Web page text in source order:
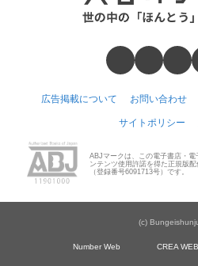
広告掲載について お問い合わせ
サイトポリシー
ABJマークは、この電子書店・
ンテンツ使用許諾を得た正規版
（登録番号6091713号）です。
(c)
Number Web CREA WEB